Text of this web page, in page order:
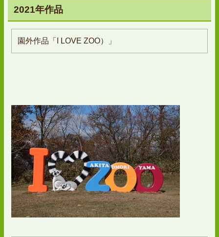
2021年作品
園外作品「I LOVE ZOO）」